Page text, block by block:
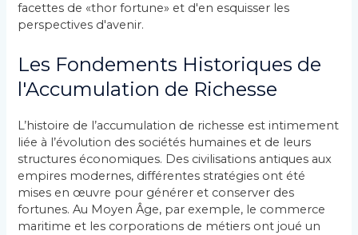
facettes de «thor fortune» et d'en esquisser les
perspectives d'avenir.
Les Fondements Historiques de
l'Accumulation de Richesse
L’histoire de l’accumulation de richesse est intimement
liée à l’évolution des sociétés humaines et de leurs
structures économiques. Des civilisations antiques aux
empires modernes, différentes stratégies ont été
mises en œuvre pour générer et conserver des
fortunes. Au Moyen Âge, par exemple, le commerce
maritime et les corporations de métiers ont joué un